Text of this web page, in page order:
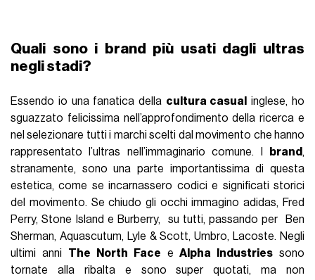
Quali sono i brand più usati dagli ultras
negli stadi?
Essendo io una fanatica della cultura casual
inglese, ho
sguazzato felicissima nell’approfondimento della ricerca e
nel selezionare tutti i marchi scelti dal movimento che hanno
rappresentato l’ultras nell’immaginario comune. I
brand ,
stranamente, sono una parte importantissima di questa
estetica, come se incarnassero codici e significati storici
del movimento. Se chiudo gli occhi immagino adidas, Fred
Perry, Stone Island e Burberry, su tutti, passando per Ben
Sherman, Aquascutum, Lyle & Scott, Umbro, Lacoste. Negli
ultimi anni The North Face e Alpha Industriessono
tornate alla ribalta e sono super quotati, ma non